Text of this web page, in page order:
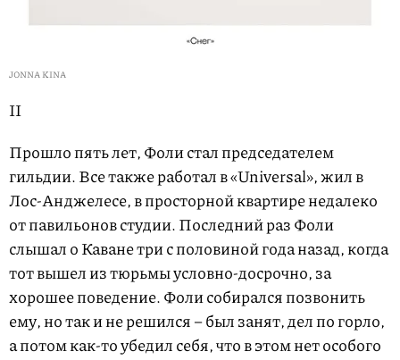
JONNA KINA
II
Прошло пять лет, Фоли стал председателем
гильдии. Все также работал в «Universal», жил в
Лос-Анджелесе, в просторной квартире недалеко
от павильонов студии. Последний раз Фоли
слышал о Каване три с половиной года назад, когда
тот вышел из тюрьмы условно-досрочно, за
хорошее поведение. Фоли собирался позвонить
ему, но так и не решился – был занят, дел по горло,
а потом как-то убедил себя, что в этом нет особого